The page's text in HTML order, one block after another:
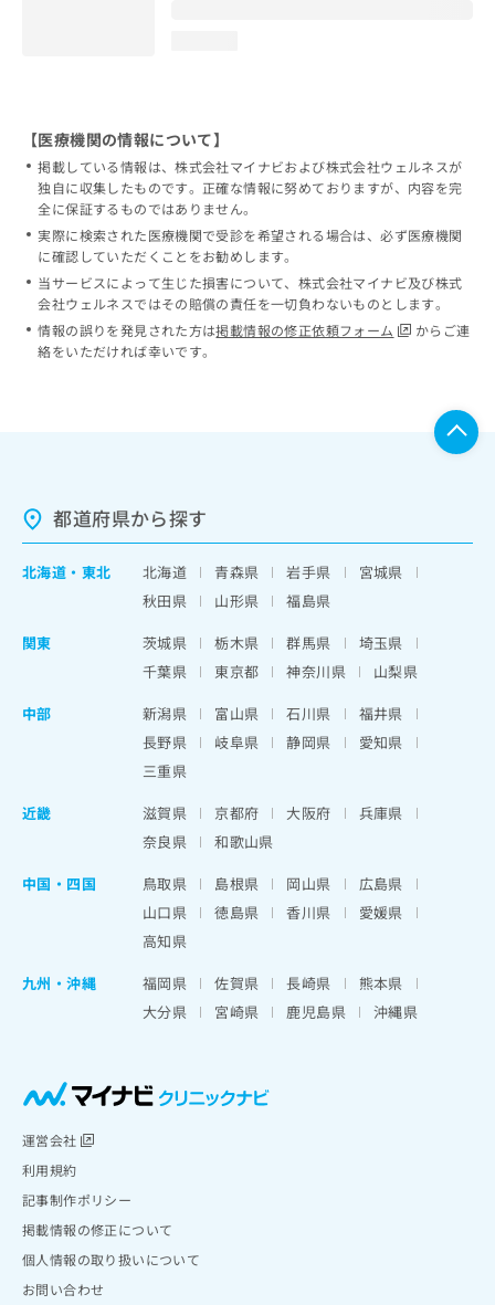
【医療機関の情報について】
掲載している情報は、株式会社マイナビおよび株式会社ウェルネスが
独自に収集したものです。正確な情報に努めておりますが、内容を完
全に保証するものではありません。
実際に検索された医療機関で受診を希望される場合は、必ず医療機関
に確認していただくことをお勧めします。
当サービスによって生じた損害について、株式会社マイナビ及び株式
会社ウェルネスではその賠償の責任を一切負わないものとします。
情報の誤りを発見された方は掲載情報の修正依頼フォーム
からご連
絡をいただければ幸いです。
都道府県から探す
北海道 ・ 東北 北海道 青森県 岩手県
宮城県
秋田県
山形県
福島県
関東
茨城県 栃木県 群馬県
埼玉県
千葉県
東京都 神奈川県
山梨県
中部
新潟県 富山県 石川県
福井県
長野県
岐阜県 静岡県
愛知県
三重県
近畿
滋賀県 京都府 大阪府
兵庫県
奈良県
和歌山県
中国・四国
鳥取県 島根県 岡山県
広島県
山口県
徳島県 香川県
愛媛県
高知県
九州・沖縄
福岡県 佐賀県 長崎県
熊本県
大分県
宮崎県 鹿児島県 沖縄県
運営会社
利用規約
記事制作ポリシー
掲載情報の修正について
個人情報の取り扱いについて
お問い合わせ